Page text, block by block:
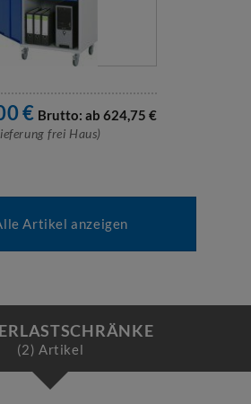
€ Brutto: ab 624,75 €
frei Haus)
Artikel anzeigen
(2) Artikel